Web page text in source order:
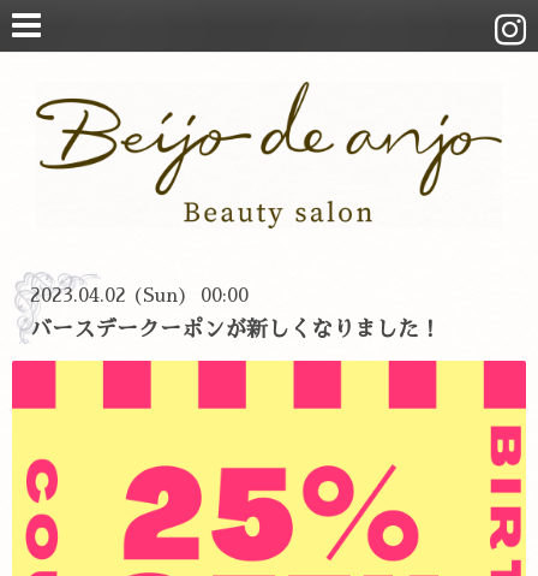
2023.04.02 (Sun) 00:00
バースデークーポンが新しくなりました！